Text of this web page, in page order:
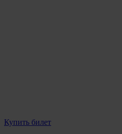
Купить билет